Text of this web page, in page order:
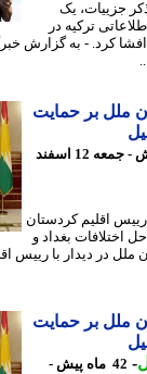
یک
ترکیه در
- به گزارش
بر حمایت
42 ماه پیش - جمعه 12 اسفند
اقلیم کردستان
بغداد و
در دیدار با رییس
بر حمایت
42 ماه پیش -